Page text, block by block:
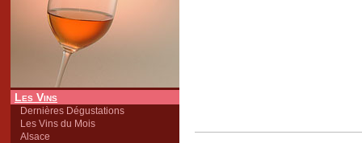
Les Vins
Dernières Dégustations
Les Vins du Mois
Alsace